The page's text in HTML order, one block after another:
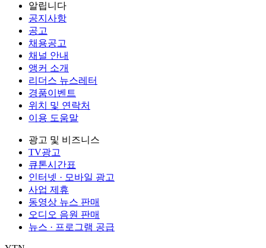
알립니다
공지사항
공고
채용공고
채널 안내
앵커 소개
리더스 뉴스레터
경품이벤트
위치 및 연락처
이용 도움말
광고 및 비즈니스
TV광고
큐톤시간표
인터넷 · 모바일 광고
사업 제휴
동영상 뉴스 판매
오디오 음원 판매
뉴스 · 프로그램 공급